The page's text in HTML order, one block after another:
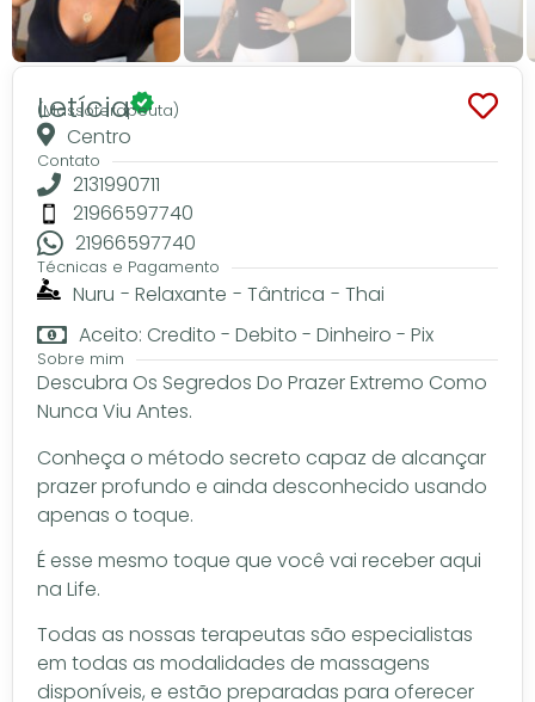
Letícia
(Massoterapeuta)
Centro
Contato
2131990711
21966597740
21966597740
Técnicas e Pagamento
Nuru - Relaxante - Tântrica - Thai
Aceito: Credito - Debito - Dinheiro - Pix
Sobre mim
Descubra Os Segredos Do Prazer Extremo Como
Nunca Viu Antes.
Conheça o método secreto capaz de alcançar
prazer profundo e ainda desconhecido usando
apenas o toque.
É esse mesmo toque que você vai receber aqui
na Life.
Todas as nossas terapeutas são especialistas
em todas as modalidades de massagens
disponíveis, e estão preparadas para oferecer